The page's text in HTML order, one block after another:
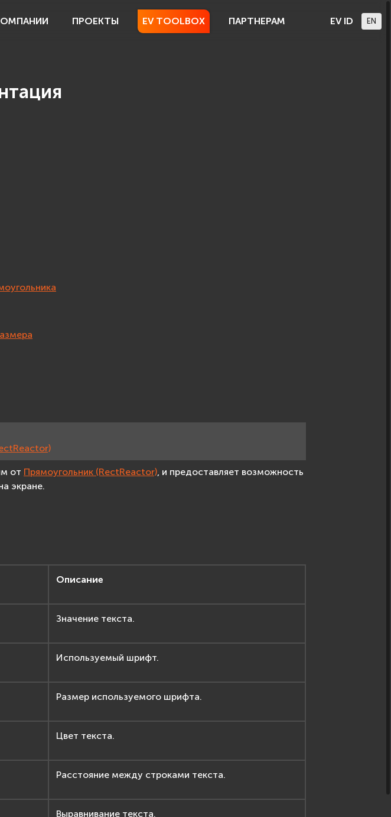
ПРОЕКТЫ EV TOOLBOX ПАРТНЕРАМ EV ID EN
от Прямоугольник (RectReactor), и предоставляет возможность
экране.
Описание
Значение текста.
Используемый шрифт.
Размер используемого шрифта.
Цвет текста.
Расстояние между строками текста.
Выравнивание текста.